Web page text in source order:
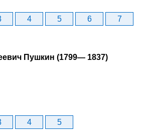
4 5 6
7
Пушкин (1799— 1837)
4 5